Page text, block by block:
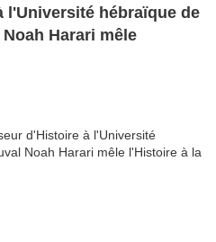
l'Université hébraïque de
Harari mêle